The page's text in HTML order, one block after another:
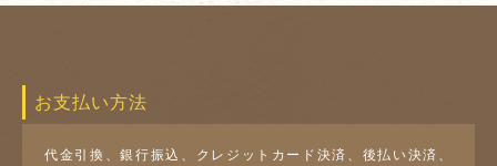
お支払い方法
代金引換、銀行振込、クレジットカード決済、後払い決済、